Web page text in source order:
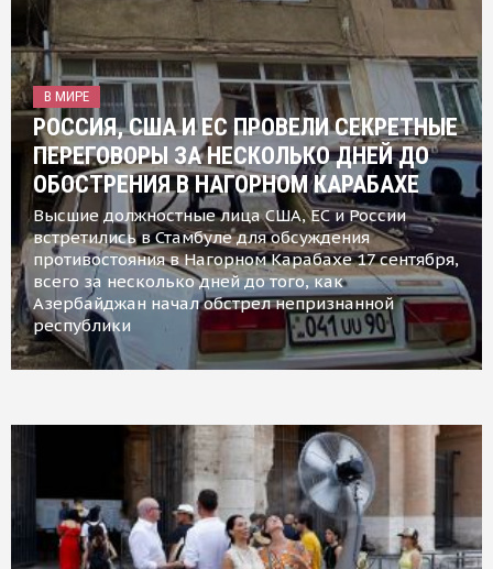
В МИРЕ
РОССИЯ, США И ЕС ПРОВЕЛИ СЕКРЕТНЫЕ
ПЕРЕГОВОРЫ ЗА НЕСКОЛЬКО ДНЕЙ ДО
ОБОСТРЕНИЯ В НАГОРНОМ КАРАБАХЕ
Высшие должностные лица США, ЕС и России
встретились в Стамбуле для обсуждения
противостояния в Нагорном Карабахе 17 сентября,
всего за несколько дней до того, как
Азербайджан начал обстрел непризнанной
республики